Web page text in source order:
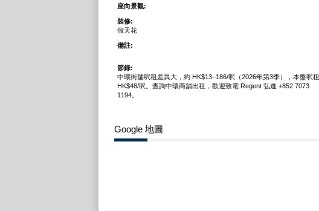
座向景觀:
裝修:
假天花
備註:
節錄:
中環街舖呎租差異大，約 HK$13–186/呎（2026年第3季），本盤呎租
HK$48/呎。查詢中環商舖出租，歡迎致電 Regent 弘進 +852 7073
1194。
Google 地圖